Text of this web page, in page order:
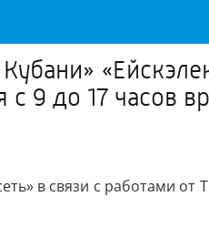
9 до 17 часов
в связи с работами